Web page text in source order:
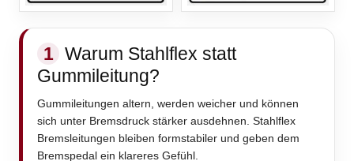
1 Warum Stahlflex statt
Gummileitung?
Gummileitungen altern, werden weicher und können
sich unter Bremsdruck stärker ausdehnen. Stahlflex
Bremsleitungen bleiben formstabiler und geben dem
Bremspedal ein klareres Gefühl.